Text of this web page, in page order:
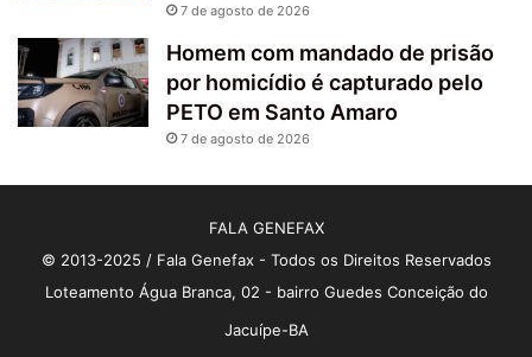
7 de agosto de 2026
Homem com mandado de prisão
por homicídio é capturado pelo
PETO em Santo Amaro
7 de agosto de 2026
FALA GENEFAX
© 2013-2025 / Fala Genefax - Todos os Direitos Reservados
Loteamento Água Branca, 02 - bairro Guedes Conceição do
Jacuípe-BA